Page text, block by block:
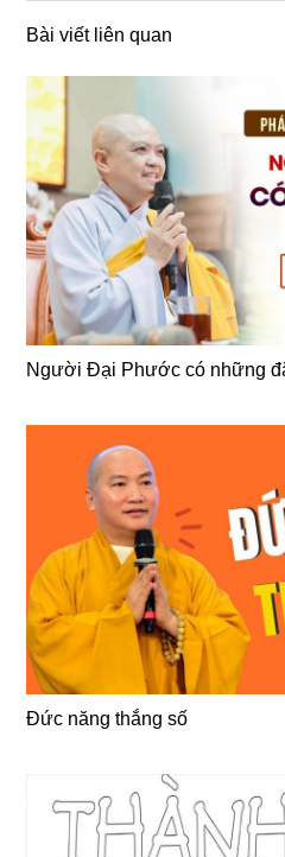
Bài viết liên quan
Người Đại Phước có những
Đức năng thắng số